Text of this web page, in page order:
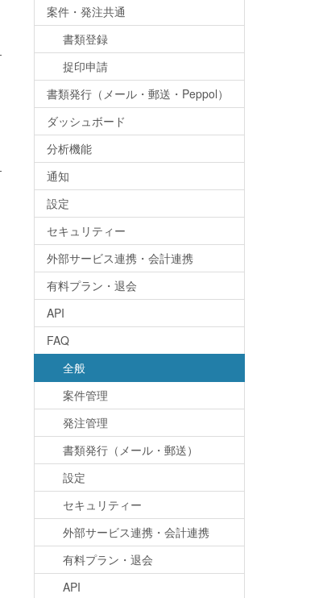
案件・発注共通
書類登録
捉印申請
書類発行（メール・郵送・Peppol）
ダッシュボード
分析機能
通知
設定
セキュリティー
外部サービス連携・会計連携
有料プラン・退会
API
FAQ
全般
案件管理
発注管理
書類発行（メール・郵送）
設定
セキュリティー
外部サービス連携・会計連携
有料プラン・退会
API